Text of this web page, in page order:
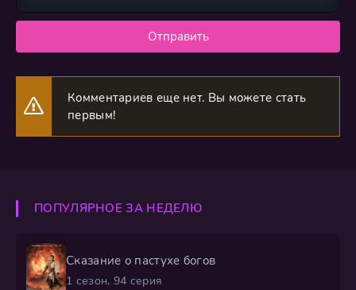
Отправить
Комментариев еще нет. Вы можете стать
первым!
ПОПУЛЯРНОЕ ЗА НЕДЕЛЮ
Сказание о пастухе богов
1 сезон, 94 серия